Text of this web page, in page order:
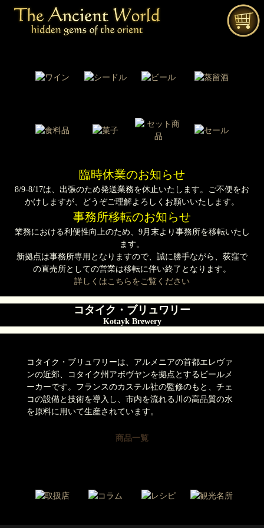
臨時休業のお知らせ
8/9-8/17は、出張のため発送業務を休止いたします。ご不便をお
かけしますが、どうぞご理解よろしくお願いいたします。
事務所移転のお知らせ
業務における利便性向上のため、9月末より事務所を移転いたし
ます。
新拠点は事務所専用となりますので、誠に勝手ながら、荻窪で
の直売所としての営業は移転に伴い終了となります。
詳しくはこちらをご覧ください
コタイク・ブリュワリー
Kotayk Brewery
コタイク・ブリュワリーは、アルメニアの首都エレヴァ
ンの近郊、コタイク州アボヴヤンを拠点とするビールメ
ーカーです。フランスのカステル社の監修のもと、チェ
コの設備と技術を導入し、市内を流れる川の高品質の水
を原料に用いて生産されています。
商品一覧